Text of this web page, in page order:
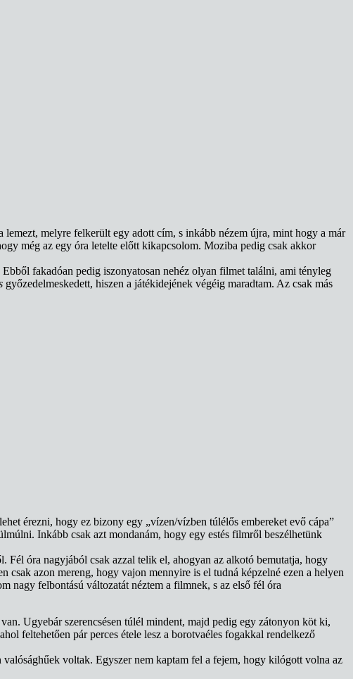
melyre felkerült egy adott cím, s inkább nézem újra, mint hogy a már
még az egy óra letelte előtt kikapcsolom. Moziba pedig csak akkor
fakadóan pedig iszonyatosan nehéz olyan filmet találni, ami tényleg
győzedelmeskedett, hiszen a játékidejének végéig maradtam. Az csak más
érezni, hogy ez bizony egy „vízen/vízben túlélős embereket evő cápa”
Inkább csak azt mondanám, hogy egy estés filmről beszélhetünk
Fél óra nagyjából csak azzal telik el, ahogyan az alkotó bemutatja, hogy
azon mereng, hogy vajon mennyire is el tudná képzelné ezen a helyen
nagy felbontású változatát néztem a filmnek, s az első fél óra
Ugyebár szerencsésen túlél mindent, majd pedig egy zátonyon köt ki,
feltehetően pár perces étele lesz a borotvaéles fogakkal rendelkező
voltak. Egyszer nem kaptam fel a fejem, hogy kilógott volna az